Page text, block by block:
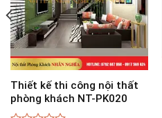
Thiết kế thi công nội thất
phòng khách NT-PK020